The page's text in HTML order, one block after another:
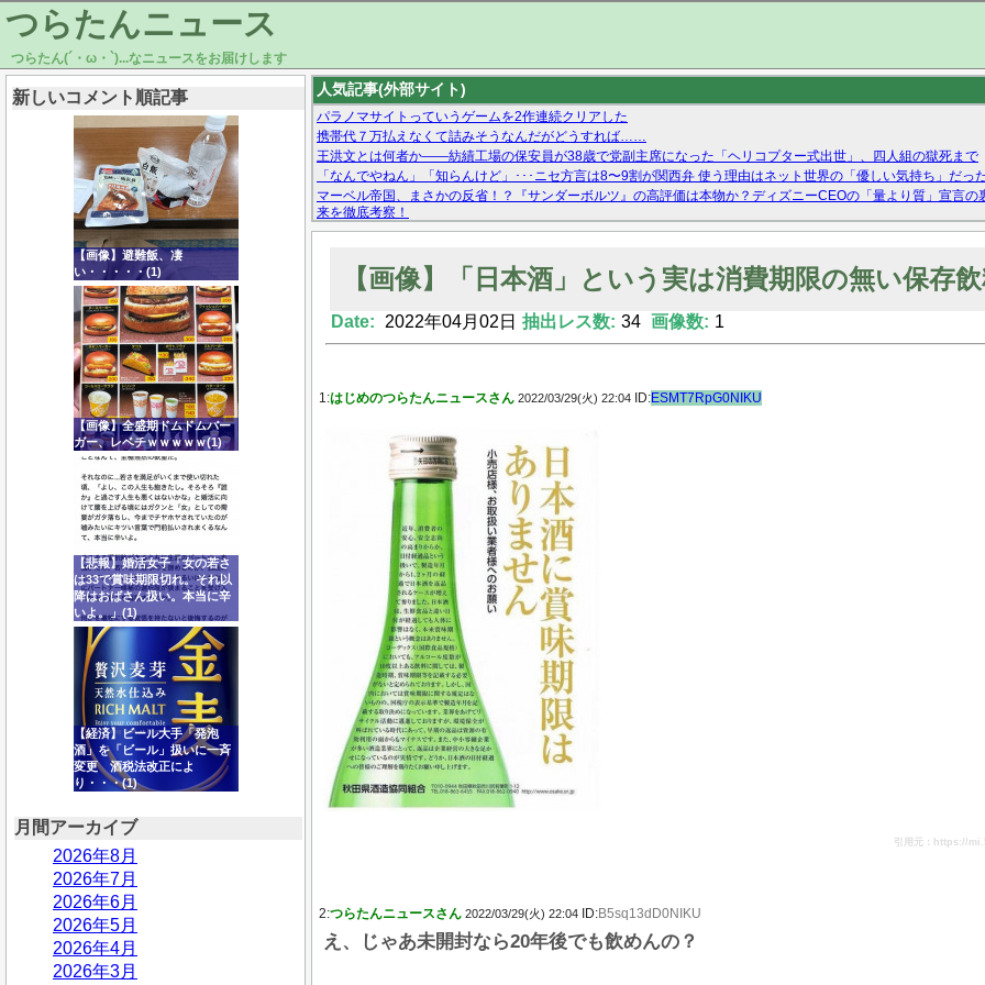
つらたんニュース
つらたん(´・ω・`)...なニュースをお届けします
新しいコメント順記事
【画像】避難飯、凄
い・・・・・(1)
【画像】全盛期ドムドムバー
ガー、レベチｗｗｗｗｗ(1)
【悲報】婚活女子「女の若さ
は33で賞味期限切れ。それ以
降はおばさん扱い。本当に辛
いよ。」(1)
【経済】ビール大手「発泡
酒」を「ビール」扱いに一斉
変更 酒税法改正によ
り・・・(1)
月間アーカイブ
2026年8月
2026年7月
2026年6月
2026年5月
2026年4月
2026年3月
人気記事(外部サイト)
パラノマサイトっていうゲームを2作連続クリアした
携帯代７万払えなくて詰みそうなんだがどうすれば……
王洪文とは何者か——紡績工場の保安員が38歳で党副主席になった「ヘリコプター式出世」、四人組の獄死まで
「なんでやねん」「知らんけど」･･･ニセ方言は8〜9割が関西弁 使う理由はネット世界の「優しい気持ち」だっ
マーベル帝国、まさかの反省！？『サンダーボルツ』の高評価は本物か？ディズニーCEOの「量より質」宣言
来を徹底考察！
【モー娘。石田亜佑美】ファーストテイク出演も新規獲得ならず？北川莉央が1位に
【画像】「日本酒」という実は消費期限の無い保存
Date: 2022年04月02日 抽出レス数: 34 画像数: 1
1:はじめのつらたんニュースさん 2022/03/29(火) 22:04 ID:ESMT7RpG0NIKU
引用元：https://
2:つらたんニュースさん 2022/03/29(火) 22:04 ID:B5sq13dD0NIKU
え、じゃあ未開封なら20年後でも飲めんの？